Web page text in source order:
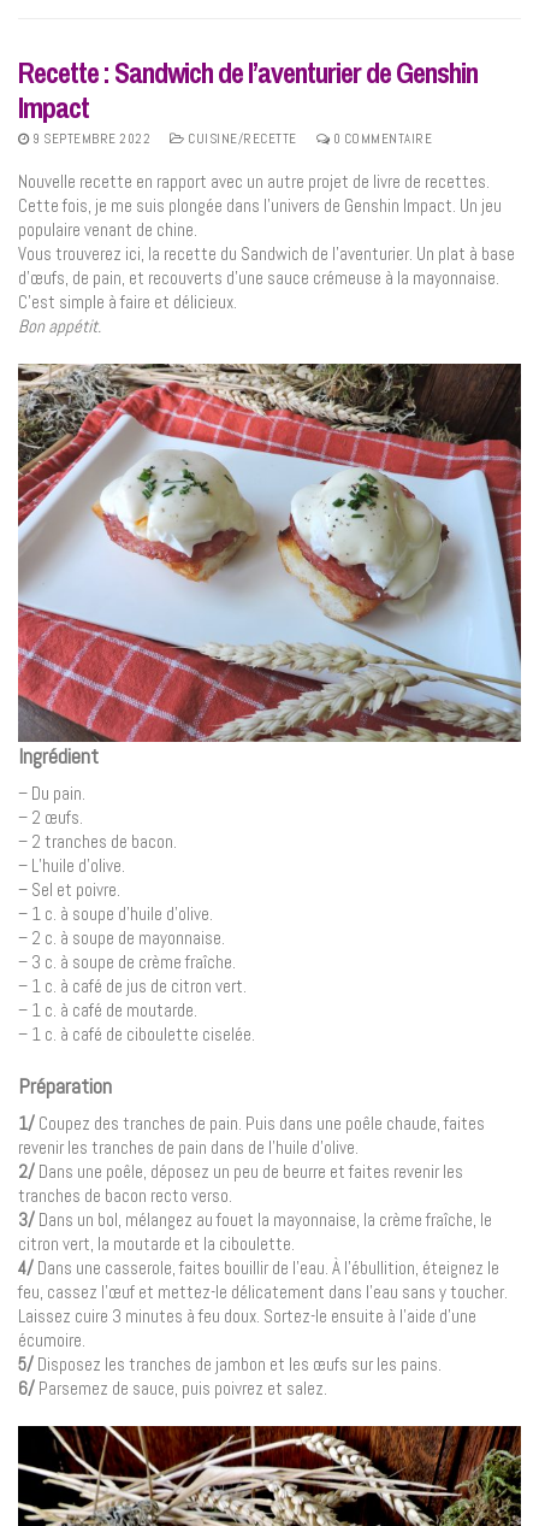
Recette : Sandwich de l’aventurier de Genshin
Impact
9 SEPTEMBRE 2022 CUISINE/RECETTE 0 COMMENTAIRE
Nouvelle recette en rapport avec un autre projet de livre de recettes.
Cette fois, je me suis plongée dans l’univers de Genshin Impact. Un jeu
populaire venant de chine.
Vous trouverez ici, la recette du Sandwich de l’aventurier. Un plat à base
d’œufs, de pain, et recouverts d’une sauce crémeuse à la mayonnaise.
C’est simple à faire et délicieux.
Bon appétit.
Ingrédient
– Du pain.
– 2 œufs.
– 2 tranches de bacon.
– L’huile d’olive.
– Sel et poivre.
– 1 c. à soupe d’huile d’olive.
– 2 c. à soupe de mayonnaise.
– 3 c. à soupe de crème fraîche.
– 1 c. à café de jus de citron vert.
– 1 c. à café de moutarde.
– 1 c. à café de ciboulette ciselée.
Préparation
1/ Coupez des tranches de pain. Puis dans une poêle chaude, faites
revenir les tranches de pain dans de l’huile d’olive.
2/ Dans une poêle, déposez un peu de beurre et faites revenir les
tranches de bacon recto verso.
3/ Dans un bol, mélangez au fouet la mayonnaise, la crème fraîche, le
citron vert, la moutarde et la ciboulette.
4/ Dans une casserole, faites bouillir de l’eau. À l’ébullition, éteignez le
feu, cassez l’œuf et mettez-le délicatement dans l’eau sans y toucher.
Laissez cuire 3 minutes à feu doux. Sortez-le ensuite à l’aide d’une
écumoire.
5/ Disposez les tranches de jambon et les œufs sur les pains.
6/ Parsemez de sauce, puis poivrez et salez.